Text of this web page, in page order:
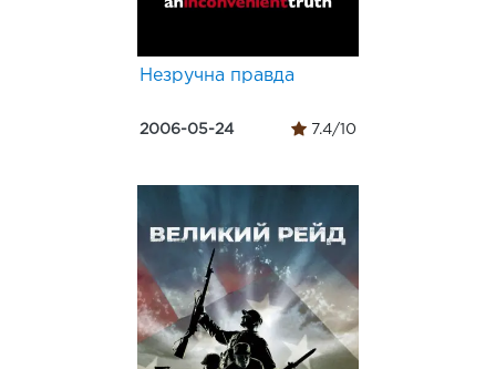
Незручна правда
2006-05-24 7.4/10